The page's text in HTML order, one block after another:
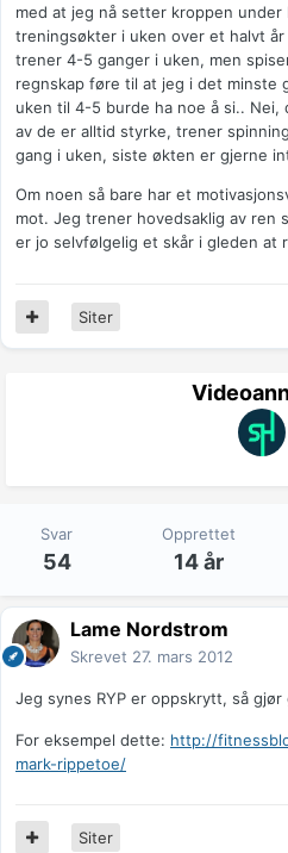
med at jeg nå setter kroppen under
treningsøkter i uken over et halvt
trener 4-5 ganger i uken, men
regnskap føre til at jeg i det minste
uken til 4-5 burde ha noe å si.. Nei,
av de er alltid styrke, trener
gang i uken, siste økten er gjerne
Om noen så bare har et
mot. Jeg trener hovedsaklig av ren
er jo selvfølgelig et skår i gleden at
Siter
Svar
54
Opprettet
14 år
Lame Nordstrom
Skrevet 27. mars 2012
Jeg synes RYP er oppskrytt, så
For eksempel dette: http://
mark-rippetoe/
Siter